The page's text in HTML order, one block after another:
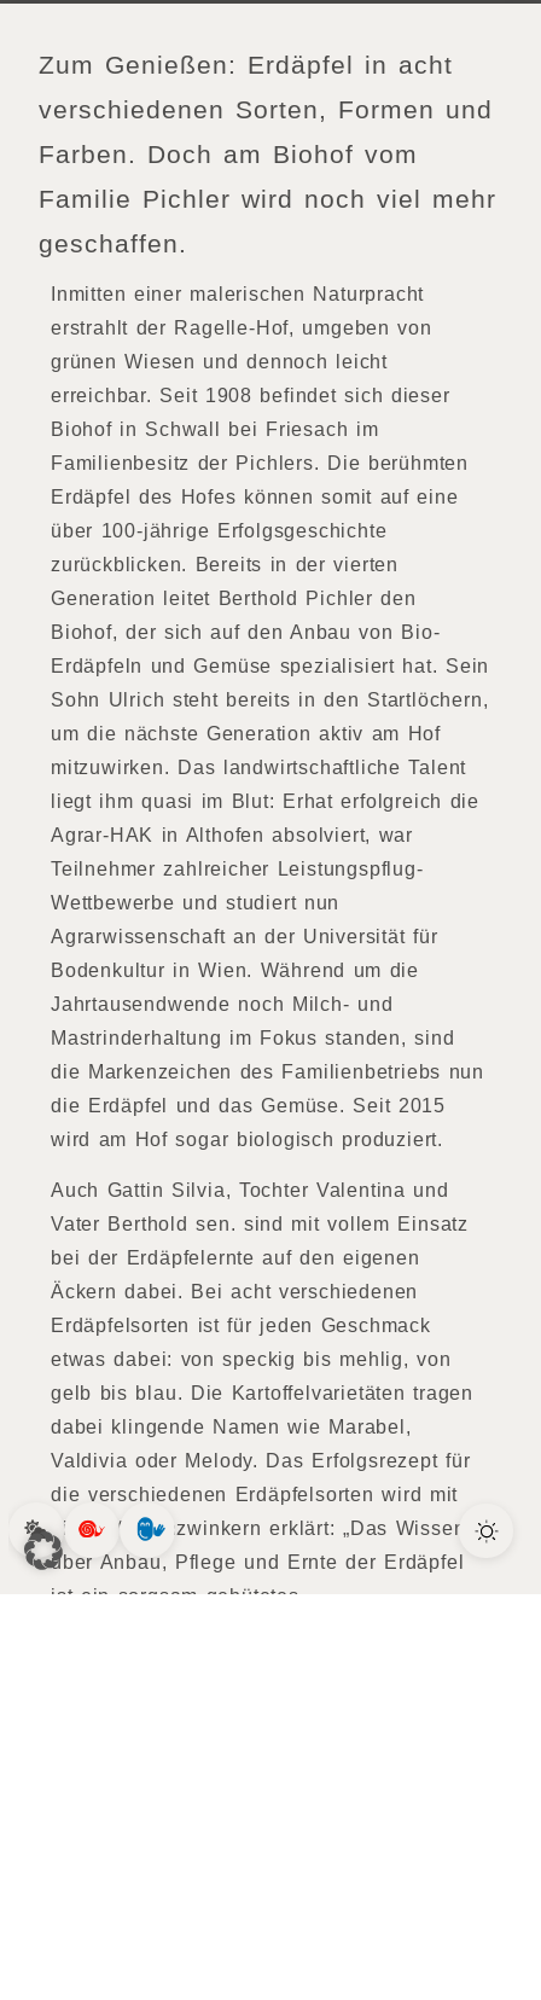
Zum Genießen: Erdäpfel in acht
verschiedenen Sorten, Formen und
Farben. Doch am Biohof vom
Familie Pichler wird noch viel mehr
geschaffen.
Inmitten einer malerischen Naturpracht
erstrahlt der Ragelle-Hof, umgeben von
grünen Wiesen und dennoch leicht
erreichbar. Seit 1908 befindet sich dieser
Biohof in Schwall bei Friesach im
Familienbesitz der Pichlers. Die berühmten
Erdäpfel des Hofes können somit auf eine
über 100-jährige Erfolgsgeschichte
zurückblicken. Bereits in der vierten
Generation leitet Berthold Pichler den
Biohof, der sich auf den Anbau von Bio-
Erdäpfeln und Gemüse spezialisiert hat. Sein
Sohn Ulrich steht bereits in den Startlöchern,
um die nächste Generation aktiv am Hof
mitzuwirken. Das landwirtschaftliche Talent
liegt ihm quasi im Blut: Erhat erfolgreich die
Agrar-HAK in Althofen absolviert, war
Teilnehmer zahlreicher Leistungspflug-
Wettbewerbe und studiert nun
Agrarwissenschaft an der Universität für
Bodenkultur in Wien. Während um die
Jahrtausendwende noch Milch- und
Mastrinderhaltung im Fokus standen, sind
die Markenzeichen des Familienbetriebs nun
die Erdäpfel und das Gemüse. Seit 2015
wird am Hof sogar biologisch produziert.
Auch Gattin Silvia, Tochter Valentina und
Vater Berthold sen. sind mit vollem Einsatz
bei der Erdäpfelernte auf den eigenen
Äckern dabei. Bei acht verschiedenen
Erdäpfelsorten ist für jeden Geschmack
etwas dabei: von speckig bis mehlig, von
gelb bis blau. Die Kartoffelvarietäten tragen
dabei klingende Namen wie Marabel,
Valdivia oder Melody. Das Erfolgsrezept für
die verschiedenen Erdäpfelsorten wird mit
einem Augenzwinkern erklärt: „Das Wissen
über Anbau, Pflege und Ernte der Erdäpfel
ist ein sorgsam gehütetes